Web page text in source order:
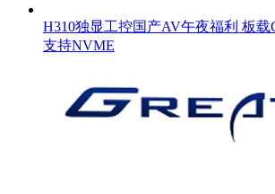
H310独显工控国产AV午夜福利 板载
支持NVME